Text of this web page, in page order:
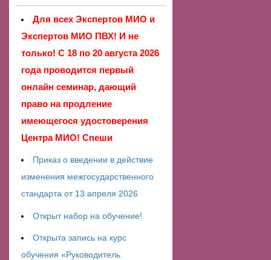
Для всех Экспертов МИО и
Экспертов МИО ПВХ! И не
только! С 18 по 20 августа 2026
года проводится первый
онлайн семинар, дающий
право на продление
имеющегося удостоверения
Центра МИО! Спеши
Приказ о введении в действие
изменения межгосударственного
стандарта от 13 апреля 2026
Открыт набор на обучение!
Открыта запись на курс
обучения «Руководитель